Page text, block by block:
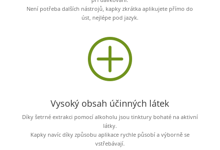
Není potřeba dalších nástrojů, kapky zkrátka aplikujete přímo do
úst, nejlépe pod jazyk.
P
Vysoký obsah účinných látek
Díky šetrné extrakci pomocí alkoholu jsou tinktury bohaté na aktivní
látky.
Kapky navíc díky způsobu aplikace rychle působí a výborně se
vstřebávají.